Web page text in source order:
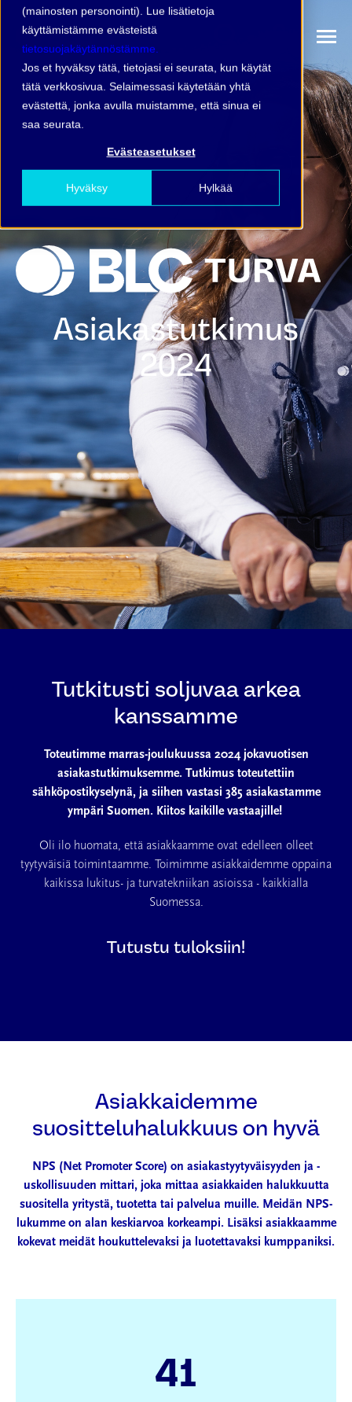
(mainosten personointi). Lue lisätietoja
käyttämistämme evästeistä
tietosuojakäytännöstämme.
Jos et hyväksy tätä, tietojasi ei seurata, kun käytät
tätä verkkosivua. Selaimessasi käytetään yhtä
evästettä, jonka avulla muistamme, että sinua ei
saa seurata.
Evästeasetukset
Hyväksy Hylkää
Asiakastutkimus
2024
Tutkitusti soljuvaa arkea
kanssamme
Toteutimme marras-joulukuussa 2024 jokavuotisen
asiakastutkimuksemme. Tutkimus toteutettiin
sähköpostikyselynä, ja siihen vastasi 385 asiakastamme
ympäri Suomen. Kiitos kaikille vastaajille!
Oli ilo huomata, että asiakkaamme ovat edelleen olleet
tyytyväisiä toimintaamme. Toimimme asiakkaidemme oppaina
kaikissa lukitus- ja turvatekniikan asioissa - kaikkialla
Suomessa.
Tutustu tuloksiin!
Asiakkaidemme
suositteluhalukkuus on hyvä
NPS (Net Promoter Score) on asiakastyytyväisyyden ja -
uskollisuuden mittari, joka mittaa asiakkaiden halukkuutta
suositella yritystä, tuotetta tai palvelua muille. Meidän NPS-
lukumme on alan keskiarvoa korkeampi. Lisäksi asiakkaamme
kokevat meidät houkuttelevaksi ja luotettavaksi kumppaniksi.
41